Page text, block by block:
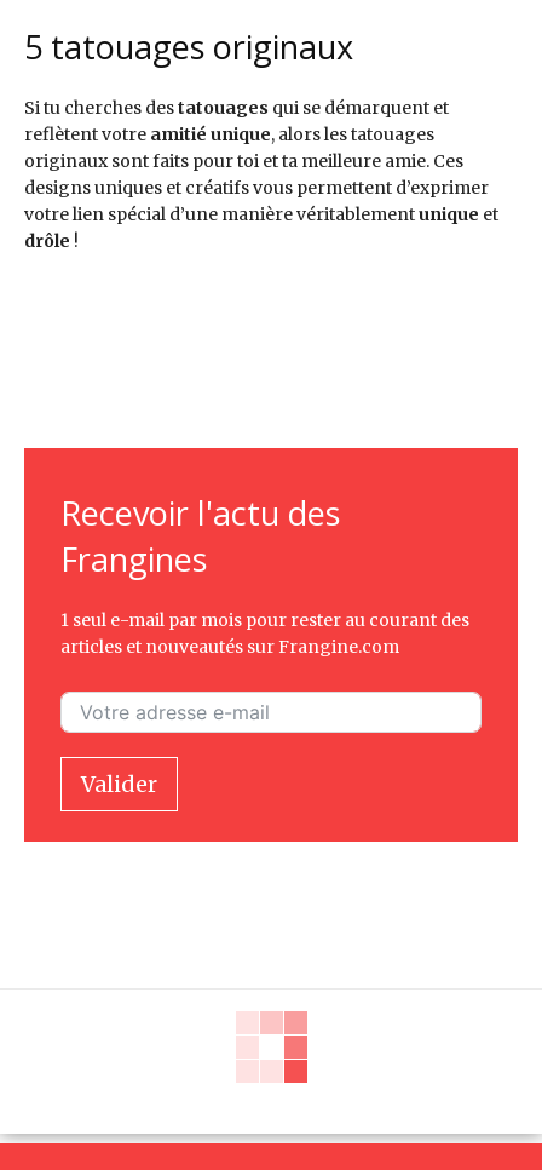
5 tatouages originaux
Si tu cherches destatouages qui se démarquent et
reflètent votre amitié unique, alors les tatouages
originaux sont faits pour toi et ta meilleure amie. Ces
designs uniques et créatifs vous permettent d’exprimer
votre lien spécial d’une manière véritablementunique et
drôle !
Main
Recevoir l'actu des
Frangines
1 seul e-mail par mois pour rester au courant des
articles et nouveautés sur Frangine.com
Valider